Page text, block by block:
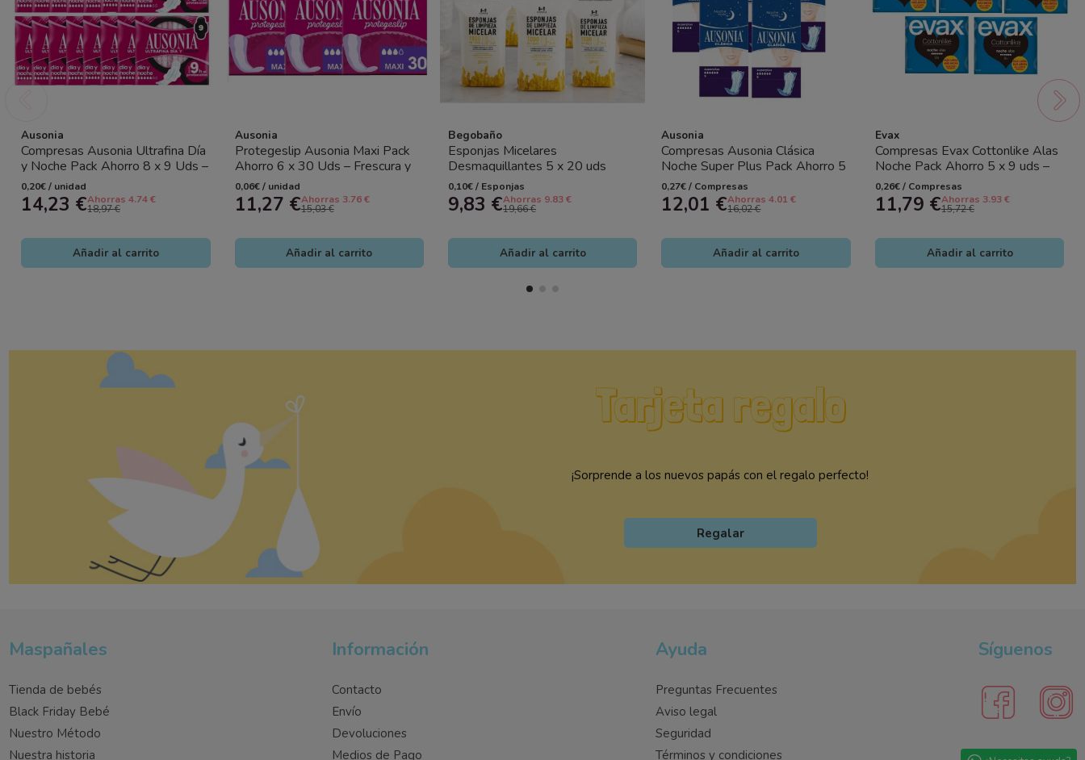
Ausonia
Compresas Ausonia Ultrafina Día
y Noche Pack Ahorro 8 x 9 Uds –
Protección Completa 24h
0,20€ / unidad
14,23 €Ahorras 4.74 €
18,97 €
Añadir al carrito
Ausonia
Protegeslip Ausonia Maxi Pack
Ahorro 6 x 30 Uds – Frescura y
Protección Diaria
0,06€ / unidad
11,27 €Ahorras 3.76 €
15,03 €
Añadir al carrito
Begobaño
Esponjas Micelares
Desmaquillantes 5 x 20 uds
Limpieza Facial PH 5.5
0,10€ / Esponjas
9,83 €Ahorras 9.83 €
19,66 €
Añadir al carrito
Ausonia
Compresas Ausonia Clásica
Noche Super Plus Pack Ahorro 5
x 9 Uds – Máxima Protección...
0,27€ / Compresas
12,01 €Ahorras 4.01 €
16,02 €
Añadir al carrito
Evax
Compresas Evax Cottonlike Alas
Noche Pack Ahorro 5 x 9 uds –
Protección nocturna y...
0,26€ / Compresas
11,79 €Ahorras 3.93 €
15,72 €
Añadir al carrito
¡Sorprende a los nuevos papás con el regalo perfecto!
Regalar
Maspañales
Tienda de bebés
Black Friday Bebé
Nuestro Método
Nuestra historia
Información
Contacto
Envío
Devoluciones
Medios de Pago
Ayuda
Preguntas Frecuentes
Aviso legal
Seguridad
Términos y condiciones
Síguenos